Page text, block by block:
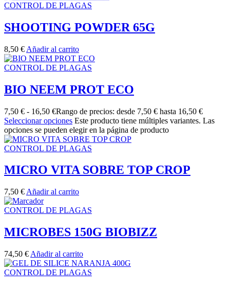
CONTROL DE PLAGAS
SHOOTING POWDER 65G
8,50 € Añadir al carrito
CONTROL DE PLAGAS
BIO NEEM PROT ECO
7,50 € - 16,50 €Rango de precios: desde 7,50 € hasta 16,50 €
Seleccionar opciones Este producto tiene múltiples variantes. Las
opciones se pueden elegir en la página de producto
CONTROL DE PLAGAS
MICRO VITA SOBRE TOP CROP
7,50 € Añadir al carrito
CONTROL DE PLAGAS
MICROBES 150G BIOBIZZ
74,50 € Añadir al carrito
CONTROL DE PLAGAS